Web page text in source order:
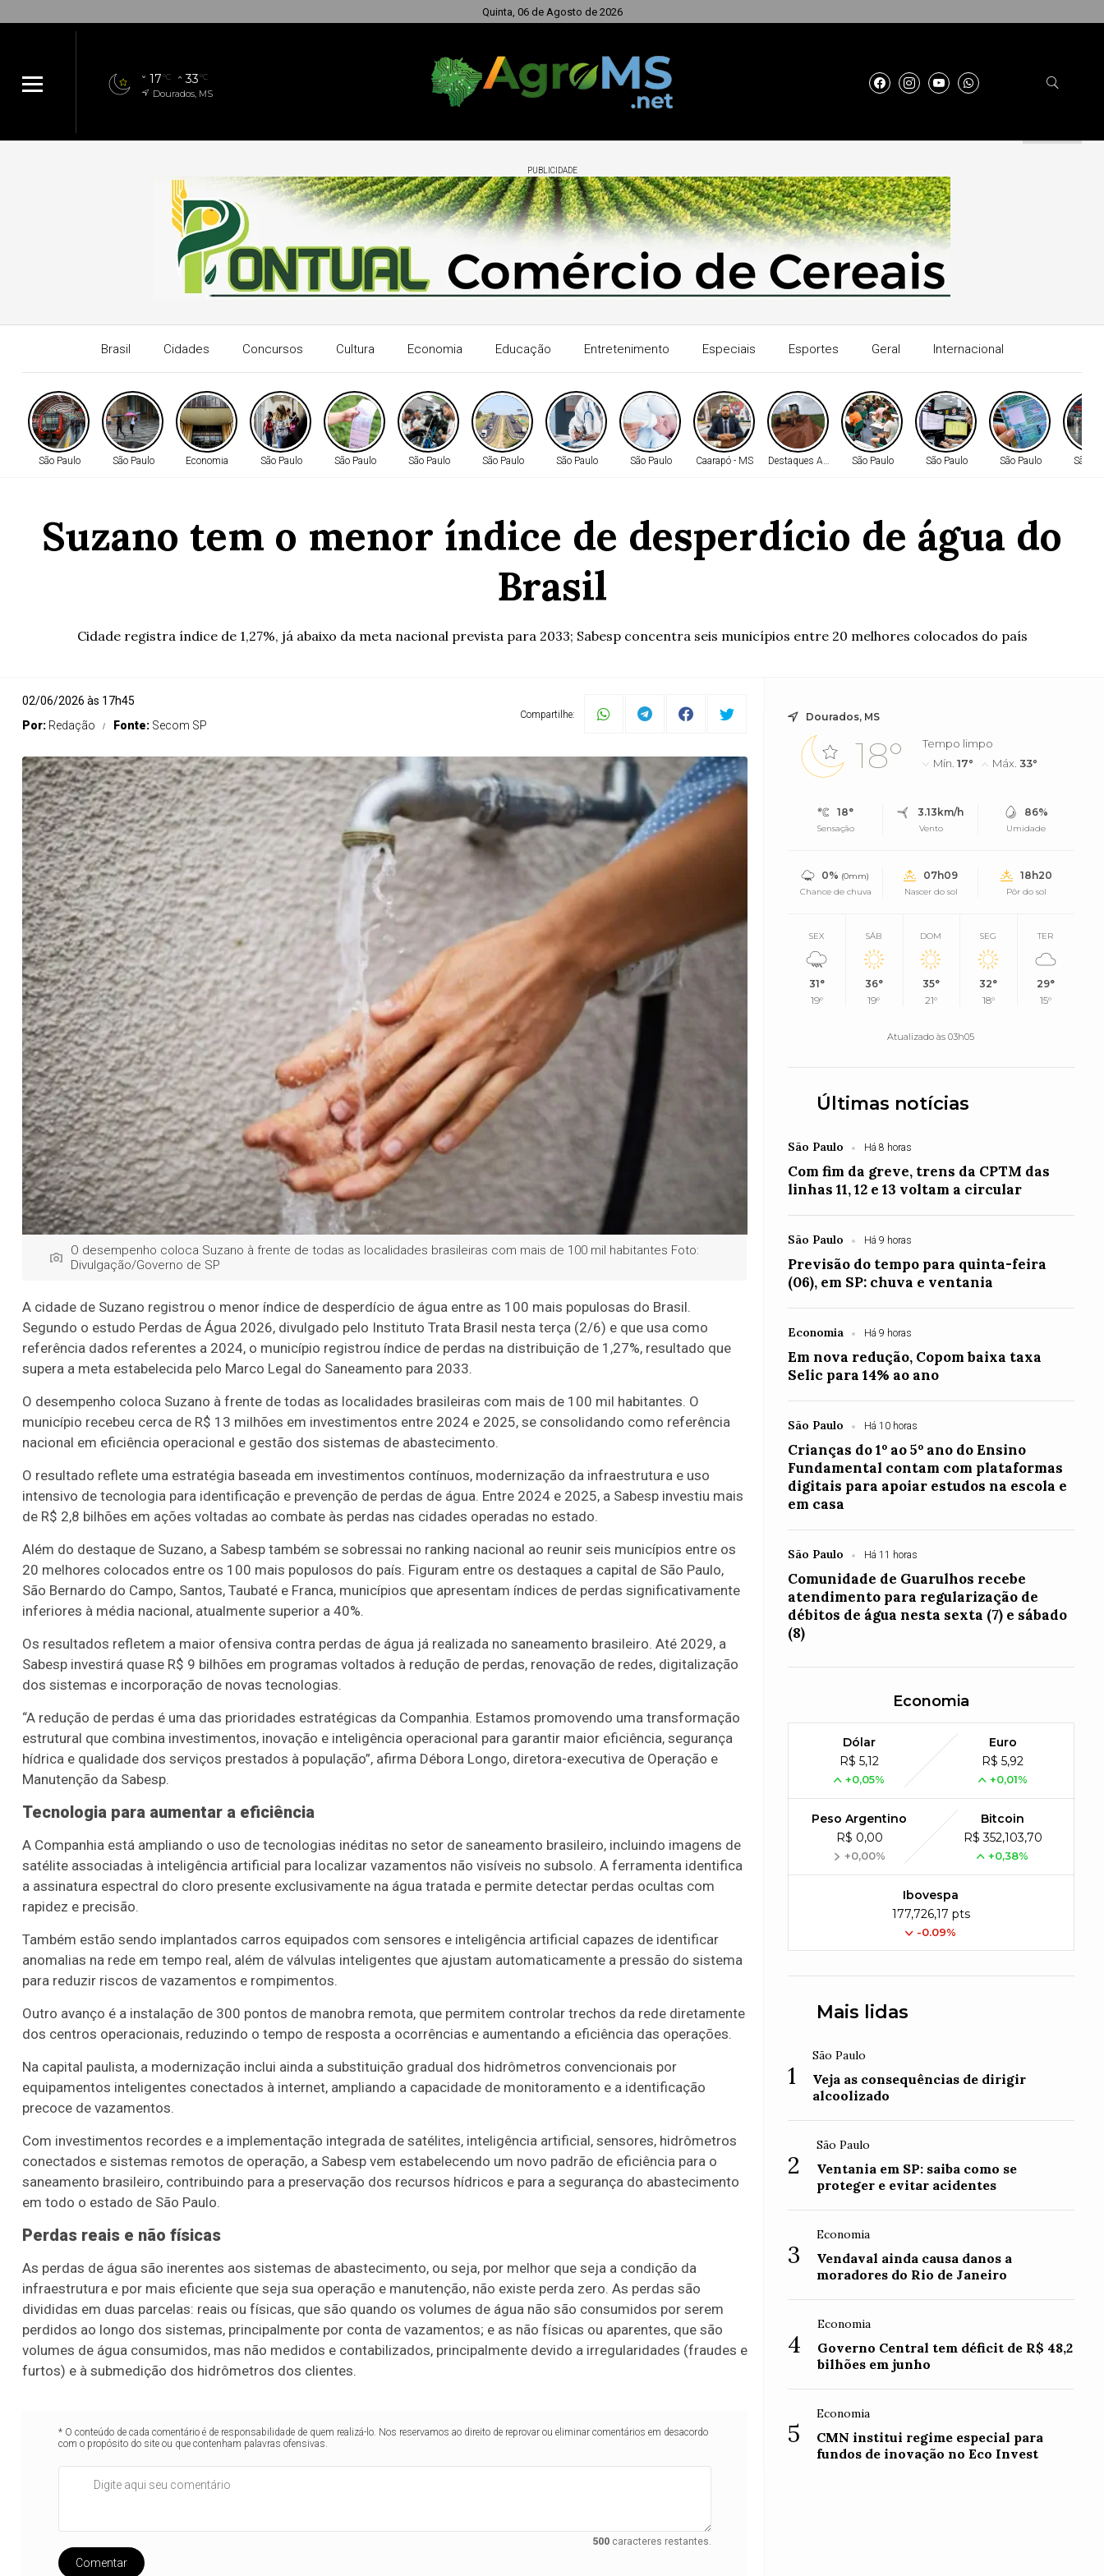
Quinta, 06 de Agosto de 2026
17°C 33°C
Dourados, MS
PUBLICIDADE
Brasil Cidades Concursos Cultura Economia Educação Entretenimento Especiais Esportes Geral Internacional
São Paulo São Paulo Economia São Paulo São Paulo São Paulo São Paulo São Paulo São Paulo Caarapó - MS Destaques AMM São Paulo São Paulo São Paulo São
Suzano tem o menor índice de desperdício de água do
Brasil
Cidade registra índice de 1,27%, já abaixo da meta nacional prevista para 2033; Sabesp concentra seis municípios entre 20 melhores colocados do país
02/06/2026 às 17h45
Por: Redação Fonte: Secom SP
Compartilhe:
O desempenho coloca Suzano à frente de todas as localidades brasileiras com mais de 100 mil habitantes Foto:
Divulgação/Governo de SP
A cidade de Suzano registrou o menor índice de desperdício de água entre as 100 mais populosas do Brasil.
Segundo o estudo Perdas de Água 2026, divulgado pelo Instituto Trata Brasil nesta terça (2/6) e que usa como
referência dados referentes a 2024, o município registrou índice de perdas na distribuição de 1,27%, resultado que
supera a meta estabelecida pelo Marco Legal do Saneamento para 2033.
O desempenho coloca Suzano à frente de todas as localidades brasileiras com mais de 100 mil habitantes. O
município recebeu cerca de R$ 13 milhões em investimentos entre 2024 e 2025, se consolidando como referência
nacional em eficiência operacional e gestão dos sistemas de abastecimento.
O resultado reflete uma estratégia baseada em investimentos contínuos, modernização da infraestrutura e uso
intensivo de tecnologia para identificação e prevenção de perdas de água. Entre 2024 e 2025, a Sabesp investiu mais
de R$ 2,8 bilhões em ações voltadas ao combate às perdas nas cidades operadas no estado.
Além do destaque de Suzano, a Sabesp também se sobressai no ranking nacional ao reunir seis municípios entre os
20 melhores colocados entre os 100 mais populosos do país. Figuram entre os destaques a capital de São Paulo,
São Bernardo do Campo, Santos, Taubaté e Franca, municípios que apresentam índices de perdas significativamente
inferiores à média nacional, atualmente superior a 40%.
Os resultados refletem a maior ofensiva contra perdas de água já realizada no saneamento brasileiro. Até 2029, a
Sabesp investirá quase R$ 9 bilhões em programas voltados à redução de perdas, renovação de redes, digitalização
dos sistemas e incorporação de novas tecnologias.
“A redução de perdas é uma das prioridades estratégicas da Companhia. Estamos promovendo uma transformação
estrutural que combina investimentos, inovação e inteligência operacional para garantir maior eficiência, segurança
hídrica e qualidade dos serviços prestados à população”, afirma Débora Longo, diretora-executiva de Operação e
Manutenção da Sabesp.
Tecnologia para aumentar a eficiência
A Companhia está ampliando o uso de tecnologias inéditas no setor de saneamento brasileiro, incluindo imagens de
satélite associadas à inteligência artificial para localizar vazamentos não visíveis no subsolo. A ferramenta identifica
a assinatura espectral do cloro presente exclusivamente na água tratada e permite detectar perdas ocultas com
rapidez e precisão.
Também estão sendo implantados carros equipados com sensores e inteligência artificial capazes de identificar
anomalias na rede em tempo real, além de válvulas inteligentes que ajustam automaticamente a pressão do sistema
para reduzir riscos de vazamentos e rompimentos.
Outro avanço é a instalação de 300 pontos de manobra remota, que permitem controlar trechos da rede diretamente
dos centros operacionais, reduzindo o tempo de resposta a ocorrências e aumentando a eficiência das operações.
Na capital paulista, a modernização inclui ainda a substituição gradual dos hidrômetros convencionais por
equipamentos inteligentes conectados à internet, ampliando a capacidade de monitoramento e a identificação
precoce de vazamentos.
Com investimentos recordes e a implementação integrada de satélites, inteligência artificial, sensores, hidrômetros
conectados e sistemas remotos de operação, a Sabesp vem estabelecendo um novo padrão de eficiência para o
saneamento brasileiro, contribuindo para a preservação dos recursos hídricos e para a segurança do abastecimento
em todo o estado de São Paulo.
Perdas reais e não físicas
As perdas de água são inerentes aos sistemas de abastecimento, ou seja, por melhor que seja a condição da
infraestrutura e por mais eficiente que seja sua operação e manutenção, não existe perda zero. As perdas são
divididas em duas parcelas: reais ou físicas, que são quando os volumes de água não são consumidos por serem
perdidos ao longo dos sistemas, principalmente por conta de vazamentos; e as não físicas ou aparentes, que são
volumes de água consumidos, mas não medidos e contabilizados, principalmente devido a irregularidades (fraudes e
furtos) e à submedição dos hidrômetros dos clientes.
* O conteúdo de cada comentário é de responsabilidade de quem realizá-lo. Nos reservamos ao direito de reprovar ou eliminar comentários em desacordo
com o propósito do site ou que contenham palavras ofensivas.
500caracteres restantes.
Comentar
Dourados, MS
18°
Tempo limpo
Mín.17° Máx.33°
18°
Sensação
3.13km/h
Vento
86%
Umidade
0% (0mm)
Chance de chuva
07h09
Nascer do sol
18h20
Pôr do sol
SEX
31°
19°
SÁB
36°
19°
DOM
35°
21°
SEG
32°
18°
TER
29°
15°
Atualizado às 03h05
Últimas notícias
São Paulo Há 8 horas
Com fim da greve, trens da CPTM das
linhas 11, 12 e 13 voltam a circular
São Paulo Há 9 horas
Previsão do tempo para quinta-feira
(06), em SP: chuva e ventania
Economia Há 9 horas
Em nova redução, Copom baixa taxa
Selic para 14% ao ano
São Paulo Há 10 horas
Crianças do 1º ao 5º ano do Ensino
Fundamental contam com plataformas
digitais para apoiar estudos na escola e
em casa
São Paulo Há 11 horas
Comunidade de Guarulhos recebe
atendimento para regularização de
débitos de água nesta sexta (7) e sábado
(8)
Economia
Dólar
R$ 5,12
+0,05%
Euro
R$ 5,92
+0,01%
Peso Argentino
R$ 0,00
+0,00%
Bitcoin
R$ 352,103,70
+0,38%
Ibovespa
177,726,17 pts
-0.09%
Mais lidas
1
São Paulo
Veja as consequências de dirigir
alcoolizado
2
São Paulo
Ventania em SP: saiba como se
proteger e evitar acidentes
3
Economia
Vendaval ainda causa danos a
moradores do Rio de Janeiro
4
Economia
Governo Central tem déficit de R$ 48,2
bilhões em junho
5
Economia
CMN institui regime especial para
fundos de inovação no Eco Invest